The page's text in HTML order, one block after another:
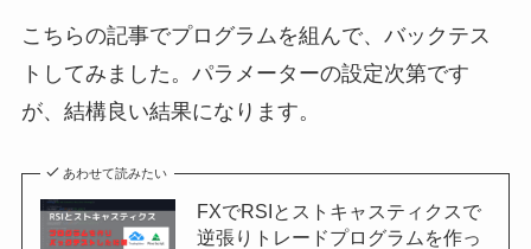
こちらの記事でプログラムを組んで、バックテス
トしてみました。パラメーターの設定次第です
が、結構良い結果になります。
あわせて読みたい
FXでRSIとストキャスティクスで
逆張りトレードプログラムを作っ